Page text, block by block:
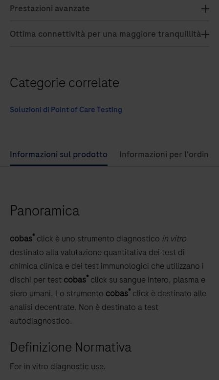
Prestazioni avanzate
Ottima connettività per una maggiore tranquillità
Categorie correlate
Soluzioni di Point of Care Testing
Use
left
arrow
to
scroll
between
the
tabs
Informazioni sul prodotto Informazioni per l'ordine
Panoramica
cobas®click è uno strumento diagnostico in vitro
destinato alla valutazione quantitativa dei test di
chimica clinica e dei test immunologici che utilizzano i
dischi per test cobas®click su sangue intero, plasma e
siero umani. Lo strumento cobas®click è destinato alle
analisi decentrate. Non è destinato a test
autodiagnostico.
Definizione Normativa
For in vitro diagnostic use.